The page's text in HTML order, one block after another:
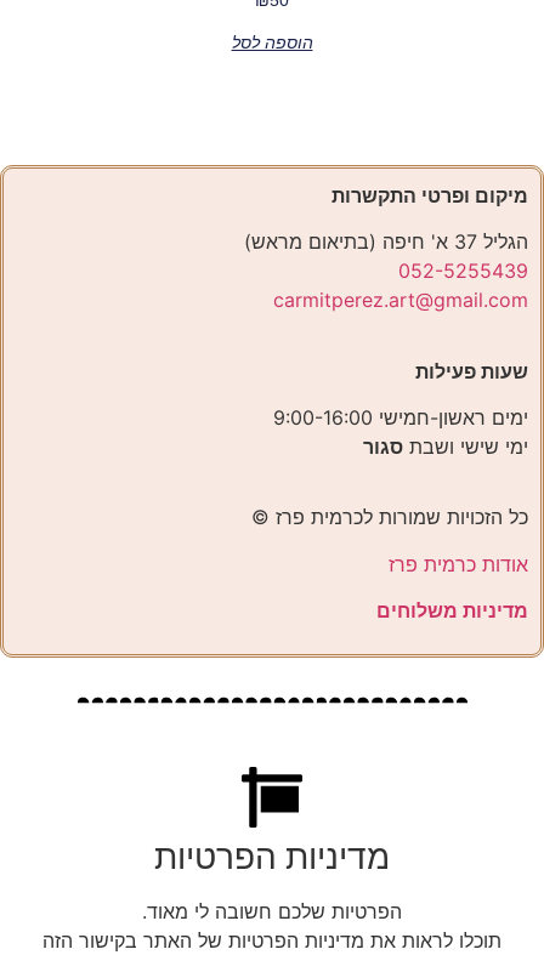
הוספה לסל
מיקום ופרטי התקשרות
הגליל 37 א' חיפה (בתיאום מראש)
052-5255439
carmitperez.art@gmail.com
שעות פעילות
ימים ראשון-חמישי 9:00-16:00
ימי שישי ושבת סגור
כל הזכויות שמורות לכרמית פרז ©️
אודות כרמית פרז
מדיניות משלוחים
מדיניות הפרטיות
הפרטיות שלכם חשובה לי מאוד.
תוכלו לראות את מדיניות הפרטיות של האתר בקישור הזה